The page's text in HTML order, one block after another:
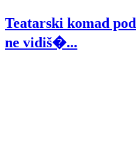
Teatarski komad
ne vidiš�...